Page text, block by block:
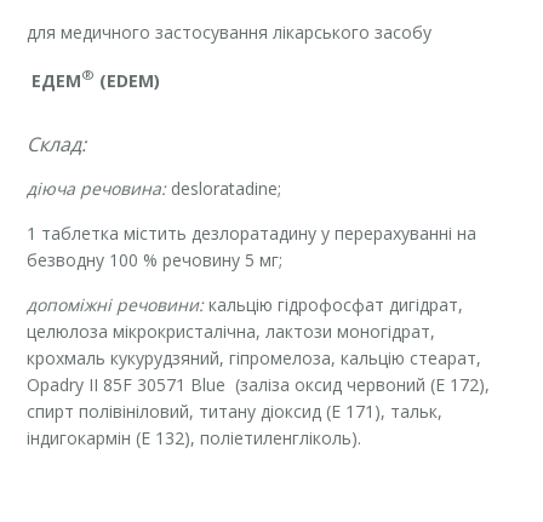
для медичного застосування лікарського засобу
ЕДЕМ® (EDEM)
Склад:
діюча речовина: desloratadine;
1 таблетка містить дезлоратадину у перерахуванні на
безводну 100 % речовину 5 мг;
допоміжні речовини:кальцію гідрофосфат дигідрат,
целюлоза мікрокристалічна, лактози моногідрат,
крохмаль кукурудзяний, гіпромелоза, кальцію стеарат,
Opadry II 85F 30571 Blue (заліза оксид червоний (Е 172),
спирт полівініловий, титану діоксид (Е 171), тальк,
індигокармін (Е 132), поліетиленгліколь).